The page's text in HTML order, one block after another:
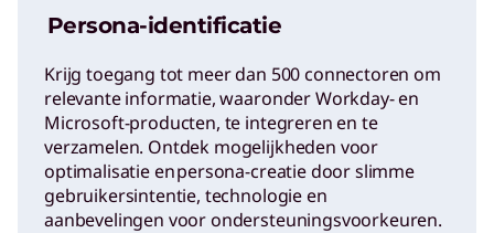
Persona-identificatie
Krijg toegang tot meer dan 500 connectoren om
relevante informatie, waaronder Workday- en
Microsoft-producten, te integreren en te
verzamelen. Ontdek mogelijkheden voor
optimalisatie en persona-creatie door slimme
gebruikersintentie, technologie en
aanbevelingen voor ondersteuningsvoorkeuren.